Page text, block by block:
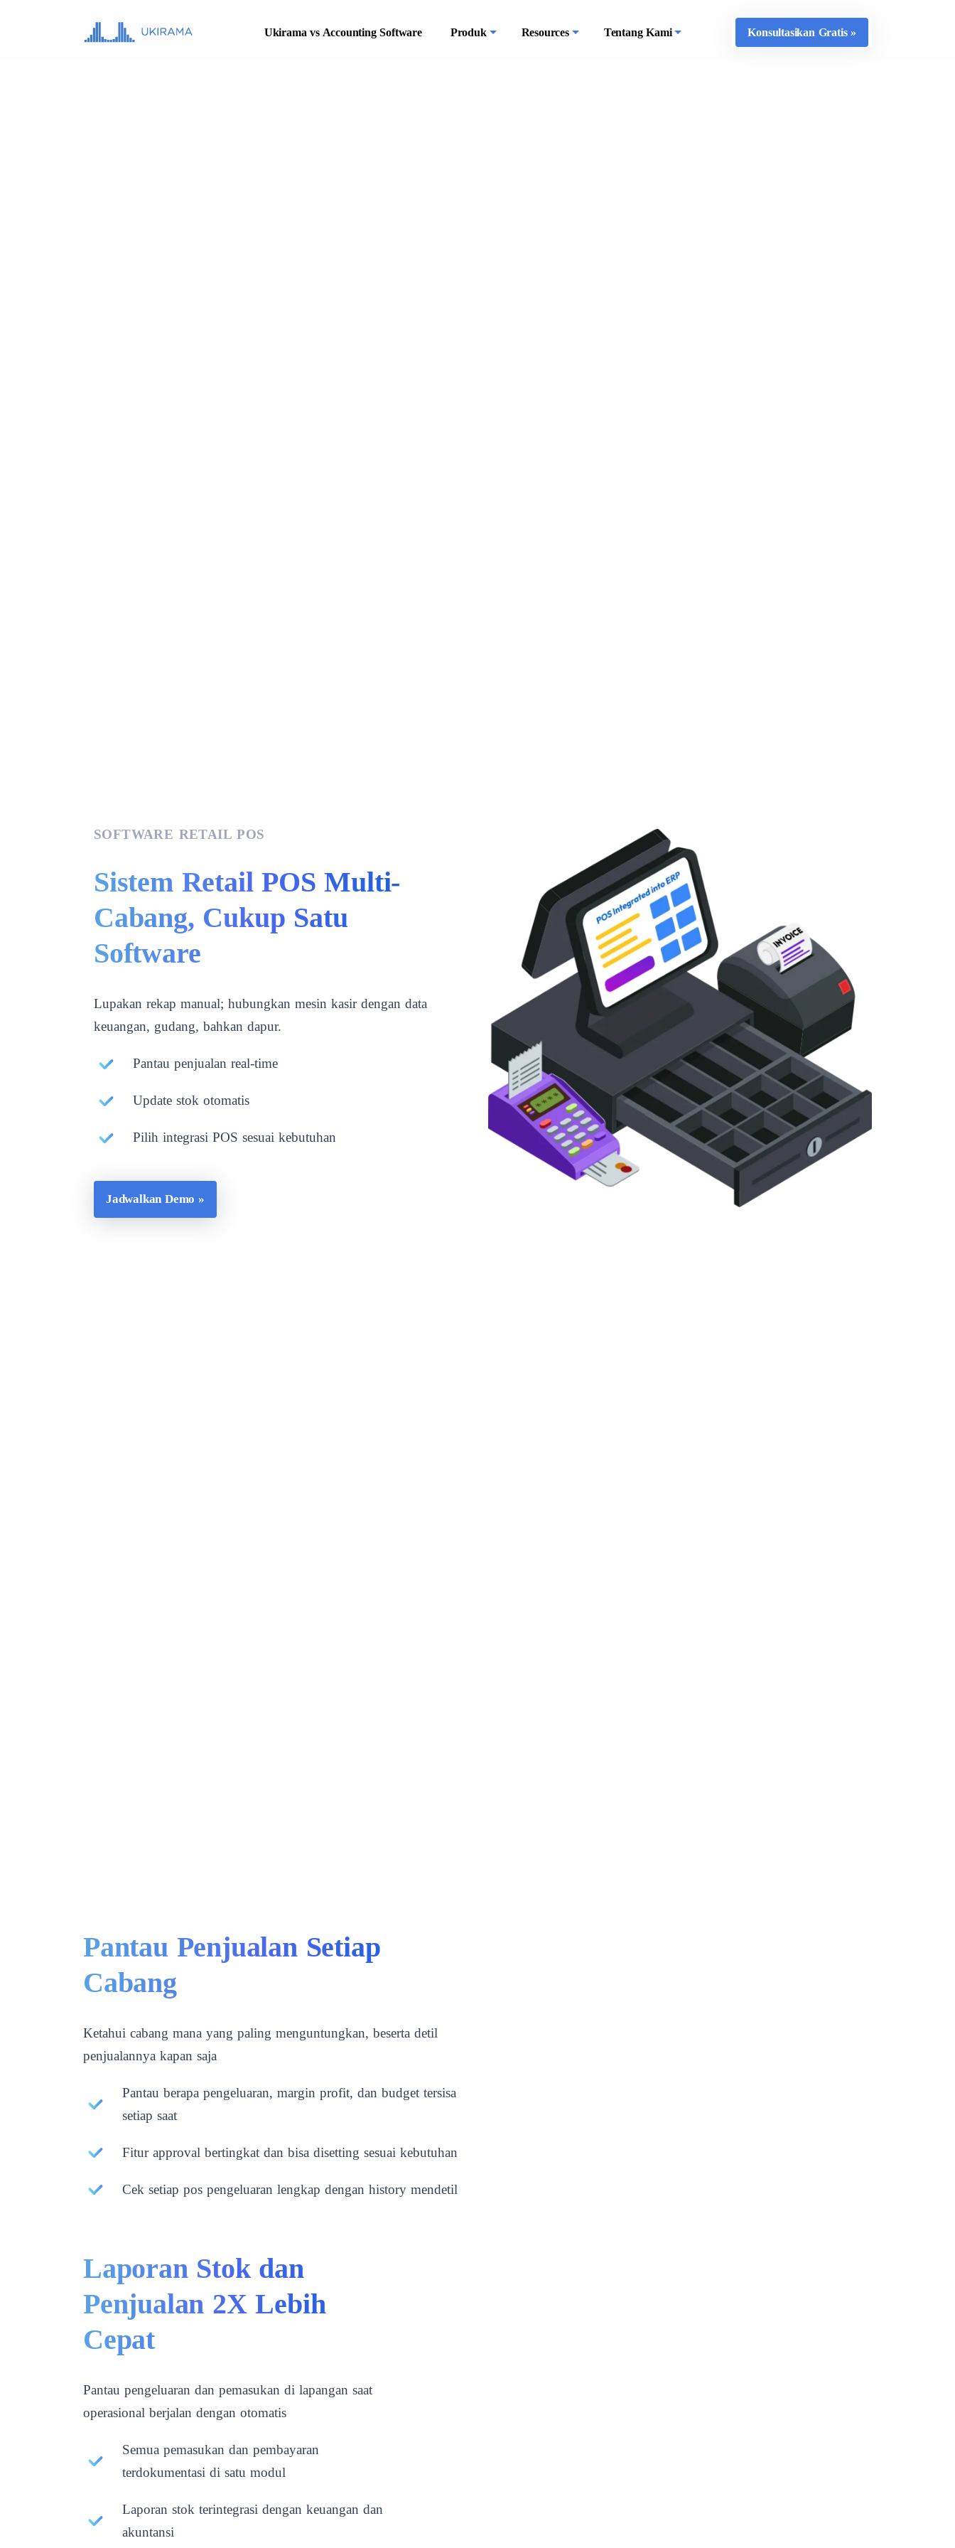
Ukirama vs Accounting Software Produk Resources Tentang Kami Konsultasikan Gratis »
SOFTWARE RETAIL POS
Sistem Retail POS Multi-
Cabang, Cukup Satu
Software
Lupakan rekap manual; hubungkan mesin kasir dengan data
keuangan, gudang, bahkan dapur.
Pantau penjualan real-time
Update stok otomatis
Pilih integrasi POS sesuai kebutuhan
Jadwalkan Demo »
Pantau Penjualan Setiap
Cabang
Ketahui cabang mana yang paling menguntungkan, beserta detil
penjualannya kapan saja
Pantau berapa pengeluaran, margin profit, dan budget tersisa
setiap saat
Fitur approval bertingkat dan bisa disetting sesuai kebutuhan
Cek setiap pos pengeluaran lengkap dengan history mendetil
Laporan Stok dan
Penjualan 2X Lebih
Cepat
Pantau pengeluaran dan pemasukan di lapangan saat
operasional berjalan dengan otomatis
Semua pemasukan dan pembayaran
terdokumentasi di satu modul
Laporan stok terintegrasi dengan keuangan dan
akuntansi